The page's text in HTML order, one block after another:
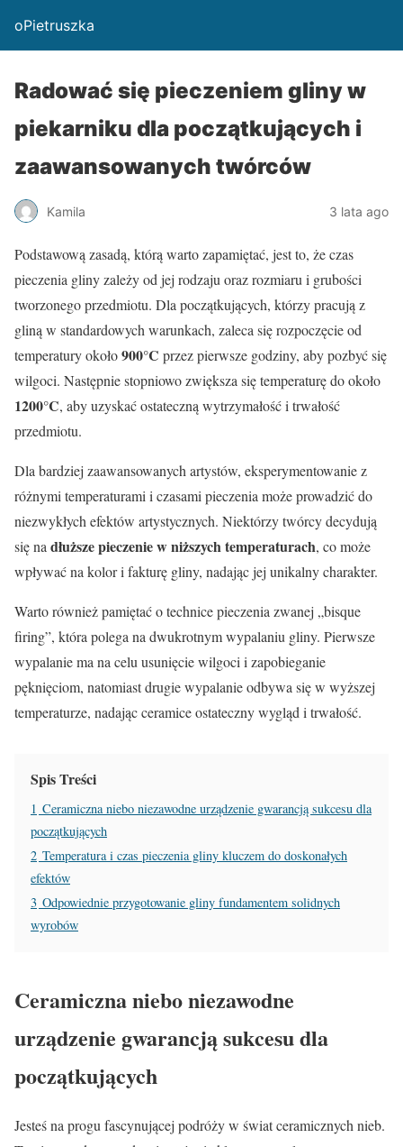
oPietruszka
Radować się pieczeniem gliny w
piekarniku dla początkujących i
zaawansowanych twórców
Kamila 3 lata ago
Podstawową zasadą, którą warto zapamiętać, jest to, że czas
pieczenia gliny zależy od jej rodzaju oraz rozmiaru i grubości
tworzonego przedmiotu. Dla początkujących, którzy pracują z
gliną w standardowych warunkach, zaleca się rozpoczęcie od
temperatury około900°C przez pierwsze godziny, aby pozbyć się
wilgoci. Następnie stopniowo zwiększa się temperaturę do około
1200°C, aby uzyskać ostateczną wytrzymałość i trwałość
przedmiotu.
Dla bardziej zaawansowanych artystów, eksperymentowanie z
różnymi temperaturami i czasami pieczenia może prowadzić do
niezwykłych efektów artystycznych. Niektórzy twórcy decydują
się na dłuższe pieczenie w niższych temperaturach, co może
wpływać na kolor i fakturę gliny, nadając jej unikalny charakter.
Warto również pamiętać o technice pieczenia zwanej „bisque
firing”, która polega na dwukrotnym wypalaniu gliny. Pierwsze
wypalanie ma na celu usunięcie wilgoci i zapobieganie
pęknięciom, natomiast drugie wypalanie odbywa się w wyższej
temperaturze, nadając ceramice ostateczny wygląd i trwałość.
Spis Treści
1 Ceramiczna niebo niezawodne urządzenie gwarancją sukcesu dla
początkujących
2 Temperatura i czas pieczenia gliny kluczem do doskonałych
efektów
3 Odpowiednie przygotowanie gliny fundamentem solidnych
wyrobów
Ceramiczna niebo niezawodne
urządzenie gwarancją sukcesu dla
początkujących
Jesteś na progu fascynującej podróży w świat ceramicznych nieb.